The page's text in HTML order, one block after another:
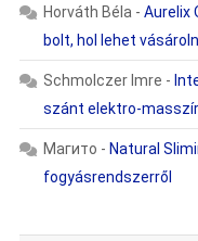
Horváth Béla - Aurelix
bolt, hol lehet
Schmolczer Imre -
szánt elektro-
Магито - Natural
fogyásrendszerről